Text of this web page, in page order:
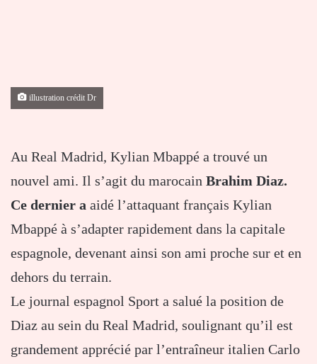
illustration crédit Dr
Au Real Madrid, Kylian Mbappé a trouvé un
nouvel ami. Il s’agit du marocain Brahim Diaz.
Ce dernier a aidé l’attaquant français Kylian
Mbappé à s’adapter rapidement dans la capitale
espagnole, devenant ainsi son ami proche sur et en
dehors du terrain.
Le journal espagnol Sport a salué la position de
Diaz au sein du Real Madrid, soulignant qu’il est
grandement apprécié par l’entraîneur italien Carlo